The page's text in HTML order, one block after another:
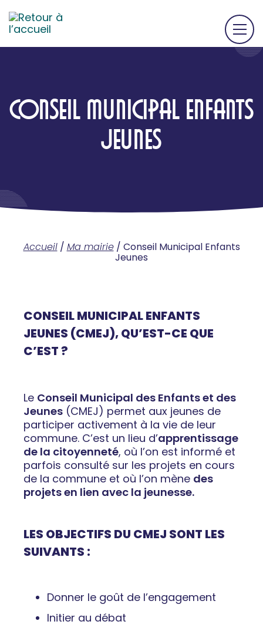
CONSEIL MUNICIPAL ENFANTS
JEUNES
Accueil/ Ma mairie/ Conseil Municipal Enfants
Jeunes
CONSEIL MUNICIPAL ENFANTS
JEUNES (CMEJ), QU’EST-CE QUE
C’EST ?
Le Conseil Municipal des Enfants et des
Jeunes (CMEJ) permet aux jeunes de
participer activement à la vie de leur
commune. C’est un lieu d’apprentissage
de la citoyenneté, où l’on est informé et
parfois consulté sur les projets en cours
de la commune et où l’on mène des
projets en lien avec la jeunesse.
LES OBJECTIFS DU CMEJ SONT LES
SUIVANTS :
Donner le goût de l’engagement
Initier au débat